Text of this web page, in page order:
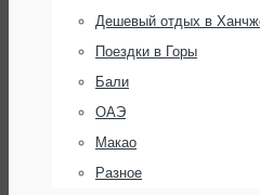
Дешевый отдых в
Поездки в Горы
Бали
ОАЭ
Макао
Разное